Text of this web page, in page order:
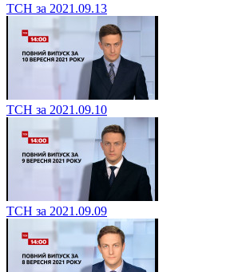
ТСН за 2021.09.13
ТСН за 2021.09.10
ТСН за 2021.09.09